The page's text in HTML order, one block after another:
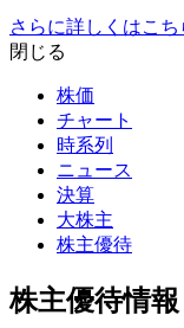
さらに詳しくはこち
閉じる
株価
チャート
時系列
ニュース
決算
大株主
株主優待
株主優待情報